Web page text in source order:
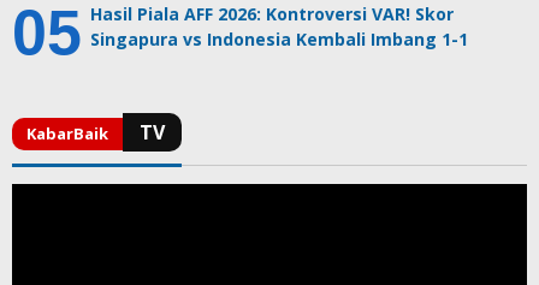
Hasil Piala AFF 2026: Kontroversi VAR! Skor
Singapura vs Indonesia Kembali Imbang 1-1